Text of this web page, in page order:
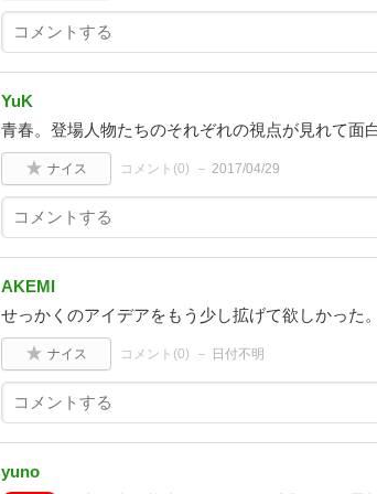
YuK
青春。登場人物たちのそれぞれの視点が見れて面
ナイス コメント(0) 2017/04/29
AKEMI
せっかくのアイデアをもう少し拡げて欲しかった。
ナイス コメント(0) 日付不明
yuno